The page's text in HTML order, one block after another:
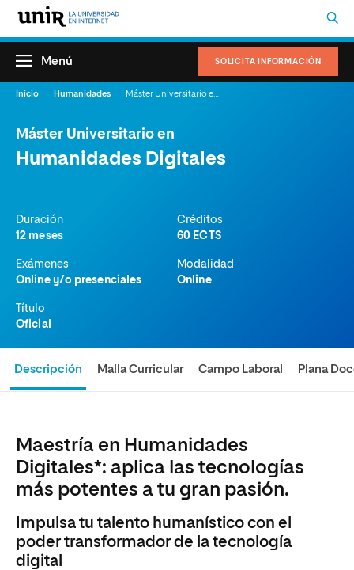
SOLICITA INFORMACIÓN
Menú
Inicio Humanidades
Máster Universitario en
Humanidades Digitales
Duración
12 meses
Créditos
60 ECTS
Exámenes
Online y/o presenciales
Modalidad
Online
Título
Oficial
Descripción Malla Curricular Campo Laboral Plana
Maestría en Humanidades
Digitales*: aplica las tecnologías
más potentes a tu gran pasión.
Impulsa tu talento humanístico con el
poder transformador de la tecnología
digital